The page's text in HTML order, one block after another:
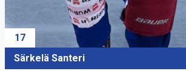
17
Särkelä Santeri